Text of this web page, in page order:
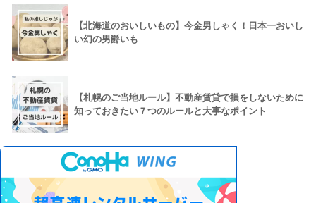
【北海道のおいしいもの】今金男しゃく！日本一おいし
い幻の男爵いも
【札幌のご当地ルール】不動産賃貸で損をしないために
知っておきたい７つのルールと大事なポイント